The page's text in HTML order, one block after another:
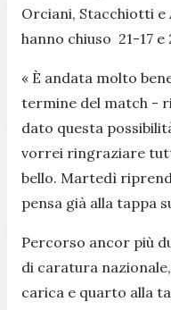
Orciani, Stacchiotti e
hanno chiuso 21-17 e
« È andata molto
termine del match -
dato questa
vorrei ringraziare
bello. Martedì
pensa già alla tappa
Percorso ancor più
di caratura
carica e quarto alla